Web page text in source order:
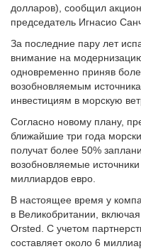
долларов), сообщил
председатель Игнасио
За последние пару лет
внимание на
одновременно приняв
возобновляемым
инвестициям в морскую
Согласно новому плану,
ближайшие три года
получат более 50%
возобновляемые
миллиардов евро.
В настоящее время у
в Великобритании,
Orsted. С учетом
составляет около 6